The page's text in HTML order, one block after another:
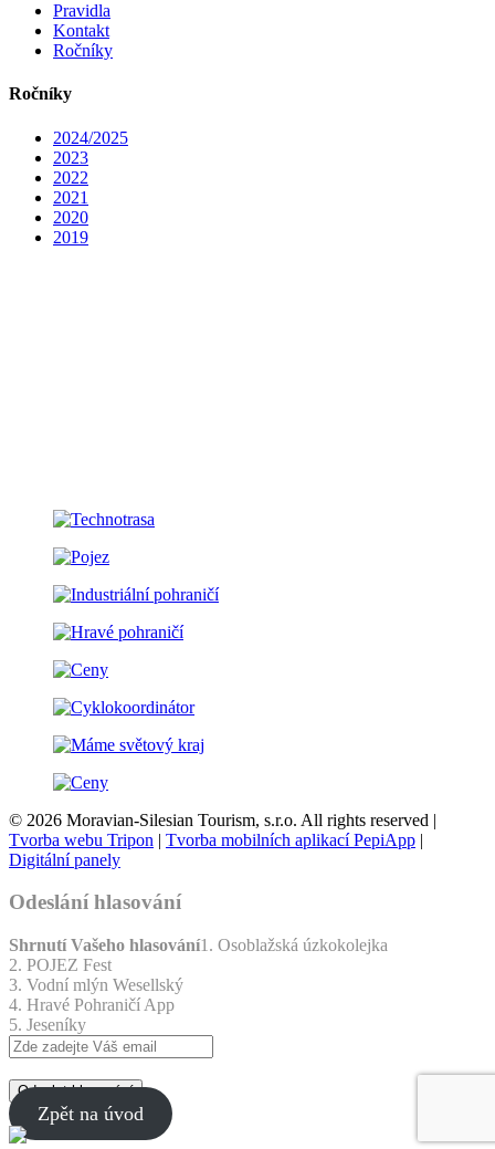
Pravidla
Kontakt
Ročníky
Ročníky
2024/2025
2023
2022
2021
2020
2019
© 2026 Moravian-Silesian Tourism, s.r.o. All rights reserved |
Tvorba webu Tripon | Tvorba mobilních aplikací PepiApp |
Digitální panely
Odeslání hlasování
Shrnutí Vašeho hlasování1. Osoblažská úzkokolejka
2. POJEZ Fest
3. Vodní mlýn Wesellský
4. Hravé Pohraničí App
5. Jeseníky
Odeslat hlasování
Zpět na úvod